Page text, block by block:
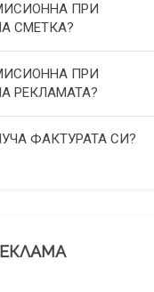
ПРИ
СМЕТКА?
ПРИ
РЕКЛАМАТА?
ФАКТУРАТА СИ?